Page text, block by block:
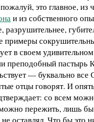
это главное, из
и из собственного
разрушительнее,
примеры
в своем
преподобный пастырь
— буквально все
отцы говорят. И
со всем
пережить, лишь